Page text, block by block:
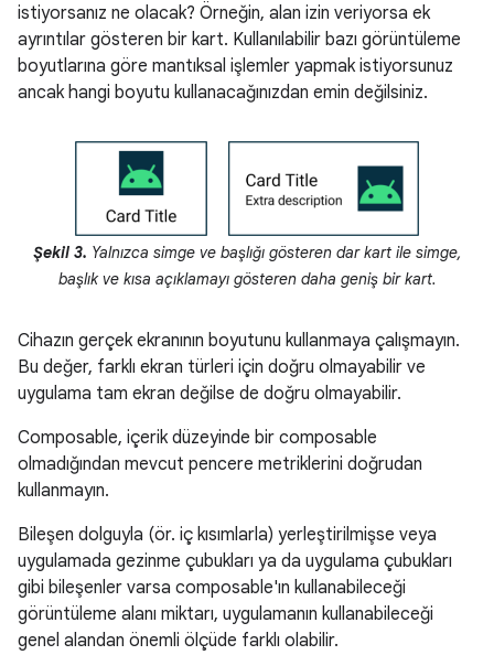
istiyorsanız ne olacak? Örneğin, alan izin veriyorsa ek
ayrıntılar gösteren bir kart. Kullanılabilir bazı görüntüleme
boyutlarına göre mantıksal işlemler yapmak istiyorsunuz
ancak hangi boyutu kullanacağınızdan emin değilsiniz.
Şekil 3. Yalnızca simge ve başlığı gösteren dar kart ile simge,
başlık ve kısa açıklamayı gösteren daha geniş bir kart.
Cihazın gerçek ekranının boyutunu kullanmaya çalışmayın.
Bu değer, farklı ekran türleri için doğru olmayabilir ve
uygulama tam ekran değilse de doğru olmayabilir.
Composable, içerik düzeyinde bir composable
olmadığından mevcut pencere metriklerini doğrudan
kullanmayın.
Bileşen dolguyla (ör. iç kısımlarla) yerleştirilmişse veya
uygulamada gezinme çubukları ya da uygulama çubukları
gibi bileşenler varsa composable'ın kullanabileceği
görüntüleme alanı miktarı, uygulamanın kullanabileceği
genel alandan önemli ölçüde farklı olabilir.